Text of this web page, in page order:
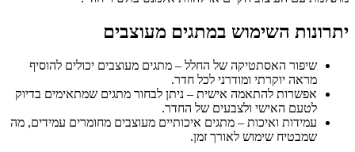
יתרונות השימוש במתגים מעוצבים
שיפור האסתטיקה של החלל – מתגים מעוצבים יכולים להוסיף
מראה יוקרתי ומודרני לכל חדר.
אפשרות להתאמה אישית – ניתן לבחור מתגים שמתאימים בדיוק
לטעם האישי ולצבעים של החדר.
עמידות ואיכות – מתגים איכותיים מעוצבים מחומרים עמידים, מה
שמבטיח שימוש לאורך זמן.